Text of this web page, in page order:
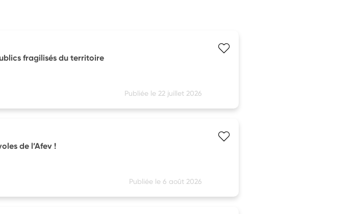
fragilisés du territoire
Publiée le 22 juillet 2026
de l’Afev !
Publiée le 6 août 2026